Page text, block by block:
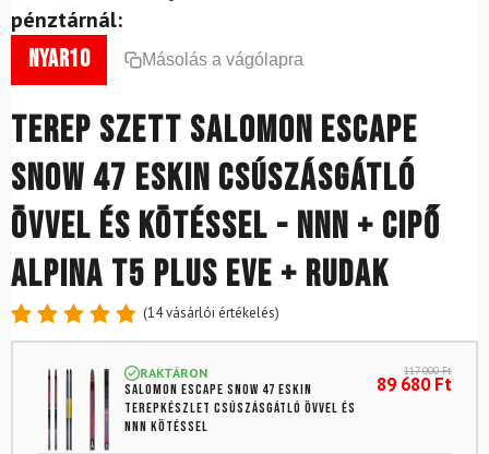
pénztárnál:
nyar10 Másolás a vágólapra
Terep szett SALOMON Escape
Snow 47 eSkin csúszásgátló
övvel és kötéssel - NNN + Cipő
ALPINA T5 Plus Eve + rudak
Értékelés
5-ből,
14
értékelés
alapján
(14vásárlói értékelés)
RAKTÁRON
SALOMON Escape Snow 47 eSkin
terepkészlet csúszásgátló övvel és
NNN kötéssel
117 000Ft
89 680Ft